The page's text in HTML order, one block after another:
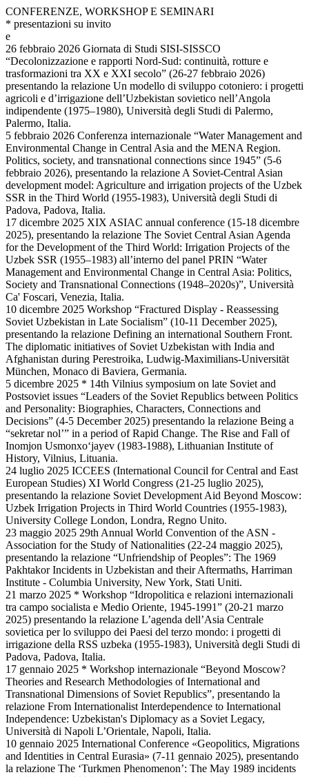
CONFERENZE, WORKSHOP E SEMINARI
* presentazioni su invito
e
26 febbraio 2026 Giornata di Studi SISI-SISSCO
“Decolonizzazione e rapporti Nord-Sud: continuità, rotture e
trasformazioni tra XX e XXI secolo” (26-27 febbraio 2026)
presentando la relazione Un modello di sviluppo cotoniero: i progetti
agricoli e d’irrigazione dell’Uzbekistan sovietico nell’Angola
indipendente (1975–1980), Università degli Studi di Palermo,
Palermo, Italia.
5 febbraio 2026 Conferenza internazionale “Water Management and
Environmental Change in Central Asia and the MENA Region.
Politics, society, and transnational connections since 1945” (5-6
febbraio 2026), presentando la relazione A Soviet-Central Asian
development model: Agriculture and irrigation projects of the Uzbek
SSR in the Third World (1955-1983), Università degli Studi di
Padova, Padova, Italia.
17 dicembre 2025 XIX ASIAC annual conference (15-18 dicembre
2025), presentando la relazione The Soviet Central Asian Agenda
for the Development of the Third World: Irrigation Projects of the
Uzbek SSR (1955–1983) all’interno del panel PRIN “Water
Management and Environmental Change in Central Asia: Politics,
Society and Transnational Connections (1948–2020s)”, Università
Ca' Foscari, Venezia, Italia.
10 dicembre 2025 Workshop “Fractured Display - Reassessing
Soviet Uzbekistan in Late Socialism” (10-11 December 2025),
presentando la relazione Defining an international Southern Front.
The diplomatic initiatives of Soviet Uzbekistan with India and
Afghanistan during Perestroika, Ludwig-Maximilians-Universität
München, Monaco di Baviera, Germania.
5 dicembre 2025 * 14th Vilnius symposium on late Soviet and
Postsoviet issues “Leaders of the Soviet Republics between Politics
and Personality: Biographies, Characters, Connections and
Decisions” (4-5 December 2025) presentando la relazione Being a
“sekretar nol’” in a period of Rapid Change. The Rise and Fall of
Inomjon Usmonxo‘jayev (1983-1988), Lithuanian Institute of
History, Vilnius, Lituania.
24 luglio 2025 ICCEES (International Council for Central and East
European Studies) XI World Congress (21-25 luglio 2025),
presentando la relazione Soviet Development Aid Beyond Moscow:
Uzbek Irrigation Projects in Third World Countries (1955-1983),
University College London, Londra, Regno Unito.
23 maggio 2025 29th Annual World Convention of the ASN -
Association for the Study of Nationalities (22-24 maggio 2025),
presentando la relazione “Unfriendship of Peoples”: The 1969
Pakhtakor Incidents in Uzbekistan and their Aftermaths, Harriman
Institute - Columbia University, New York, Stati Uniti.
21 marzo 2025 * Workshop “Idropolitica e relazioni internazionali
tra campo socialista e Medio Oriente, 1945-1991” (20-21 marzo
2025) presentando la relazione L’agenda dell’Asia Centrale
sovietica per lo sviluppo dei Paesi del terzo mondo: i progetti di
irrigazione della RSS uzbeka (1955-1983), Università degli Studi di
Padova, Padova, Italia.
17 gennaio 2025 * Workshop internazionale “Beyond Moscow?
Theories and Research Methodologies of International and
Transnational Dimensions of Soviet Republics”, presentando la
relazione From Internationalist Interdependence to International
Independence: Uzbekistan's Diplomacy as a Soviet Legacy,
Università di Napoli L’Orientale, Napoli, Italia.
10 gennaio 2025 International Conference «Geopolitics, Migrations
and Identities in Central Eurasia» (7-11 gennaio 2025), presentando
la relazione The ‘Turkmen Phenomenon’: The May 1989 incidents